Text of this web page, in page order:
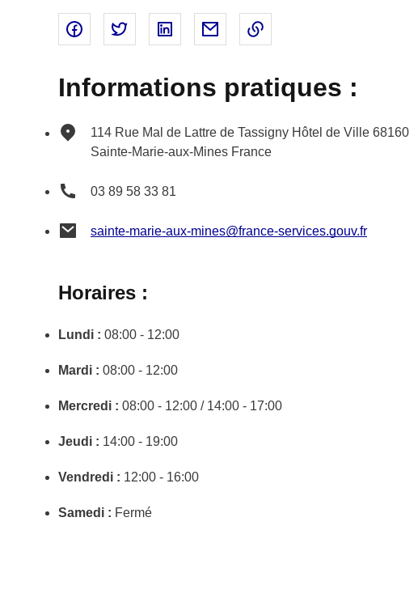
Partager sur Facebook - nouvelle fenêtre
Partager sur Twitter - nouvelle fenêtre
Partager sur Linked In - nouvelle fenêtre
Partager par email - nouvelle
Informations pratiques :
114 Rue Mal de Lattre de Tassigny Hôtel de Ville 68160
Sainte-Marie-aux-Mines France
03 89 58 33 81
sainte-marie-aux-mines@france-services.gouv.fr
Horaires :
Lundi : 08:00 - 12:00
Mardi : 08:00 - 12:00
Mercredi : 08:00 - 12:00 / 14:00 - 17:00
Jeudi : 14:00 - 19:00
Vendredi : 12:00 - 16:00
Samedi : Fermé